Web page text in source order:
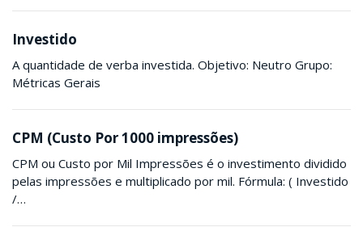
Investido
A quantidade de verba investida. Objetivo: Neutro Grupo:
Métricas Gerais
CPM (Custo Por 1000 impressões)
CPM ou Custo por Mil Impressões é o investimento dividido
pelas impressões e multiplicado por mil. Fórmula: ( Investido
/…